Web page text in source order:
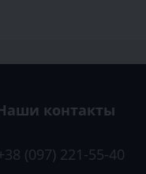
контакты
(097) 221-55-40